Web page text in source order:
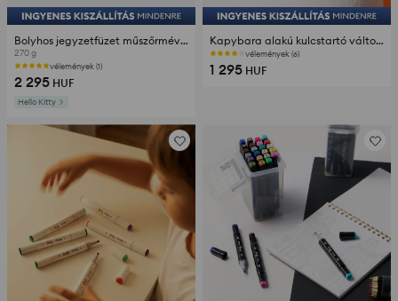
Bolyhos jegyzetfüzet műszőrmével Kuromi
270 g
vélemények (1)
2 295 HUF
Hello Kitty
Kapybara alakú kulcstartó változtatható arckifejezéssel
vélemények (6)
1 295 HUF